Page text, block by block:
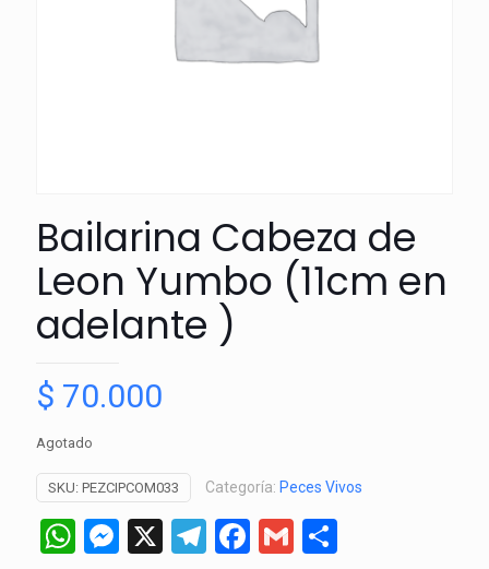
Bailarina Cabeza de
Leon Yumbo (11cm en
adelante )
$ 70.000
Agotado
SKU: PEZCIPCOM033 Categoría: Peces Vivos
WhatsApp
Messenger
X Telegram
Facebook
Gmail